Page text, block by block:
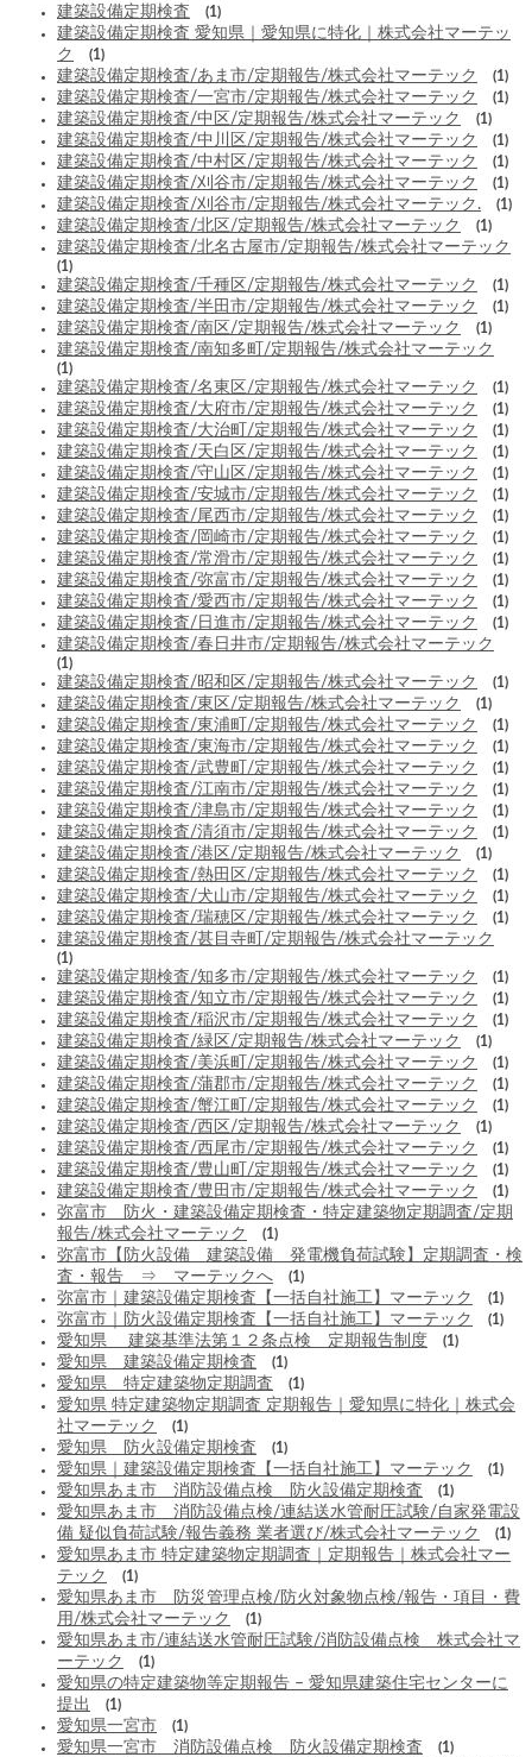
建築設備定期検査 (1)
建築設備定期検査 愛知県｜愛知県に特化｜株式会社マーテッ
ク
(1)
建築設備定期検査/あま市/定期報告/株式会社マーテック (1)
建築設備定期検査/一宮市/定期報告/株式会社マーテック (1)
建築設備定期検査/中区/定期報告/株式会社マーテック (1)
建築設備定期検査/中川区/定期報告/株式会社マーテック (1)
建築設備定期検査/中村区/定期報告/株式会社マーテック (1)
建築設備定期検査/刈谷市/定期報告/株式会社マーテック (1)
建築設備定期検査/刈谷市/定期報告/株式会社マーテック. (1)
建築設備定期検査/北区/定期報告/株式会社マーテック (1)
建築設備定期検査/北名古屋市/定期報告/株式会社マーテック
(1)
建築設備定期検査/千種区/定期報告/株式会社マーテック (1)
建築設備定期検査/半田市/定期報告/株式会社マーテック (1)
建築設備定期検査/南区/定期報告/株式会社マーテック (1)
建築設備定期検査/南知多町/定期報告/株式会社マーテック
(1)
建築設備定期検査/名東区/定期報告/株式会社マーテック (1)
建築設備定期検査/大府市/定期報告/株式会社マーテック (1)
建築設備定期検査/大治町/定期報告/株式会社マーテック (1)
建築設備定期検査/天白区/定期報告/株式会社マーテック (1)
建築設備定期検査/守山区/定期報告/株式会社マーテック (1)
建築設備定期検査/安城市/定期報告/株式会社マーテック (1)
建築設備定期検査/尾西市/定期報告/株式会社マーテック (1)
建築設備定期検査/岡崎市/定期報告/株式会社マーテック (1)
建築設備定期検査/常滑市/定期報告/株式会社マーテック (1)
建築設備定期検査/弥富市/定期報告/株式会社マーテック (1)
建築設備定期検査/愛西市/定期報告/株式会社マーテック (1)
建築設備定期検査/日進市/定期報告/株式会社マーテック (1)
建築設備定期検査/春日井市/定期報告/株式会社マーテック
(1)
建築設備定期検査/昭和区/定期報告/株式会社マーテック (1)
建築設備定期検査/東区/定期報告/株式会社マーテック (1)
建築設備定期検査/東浦町/定期報告/株式会社マーテック (1)
建築設備定期検査/東海市/定期報告/株式会社マーテック (1)
建築設備定期検査/武豊町/定期報告/株式会社マーテック (1)
建築設備定期検査/江南市/定期報告/株式会社マーテック (1)
建築設備定期検査/津島市/定期報告/株式会社マーテック (1)
建築設備定期検査/清須市/定期報告/株式会社マーテック (1)
建築設備定期検査/港区/定期報告/株式会社マーテック (1)
建築設備定期検査/熱田区/定期報告/株式会社マーテック (1)
建築設備定期検査/犬山市/定期報告/株式会社マーテック (1)
建築設備定期検査/瑞穂区/定期報告/株式会社マーテック (1)
建築設備定期検査/甚目寺町/定期報告/株式会社マーテック
(1)
建築設備定期検査/知多市/定期報告/株式会社マーテック (1)
建築設備定期検査/知立市/定期報告/株式会社マーテック (1)
建築設備定期検査/稲沢市/定期報告/株式会社マーテック (1)
建築設備定期検査/緑区/定期報告/株式会社マーテック (1)
建築設備定期検査/美浜町/定期報告/株式会社マーテック (1)
建築設備定期検査/蒲郡市/定期報告/株式会社マーテック (1)
建築設備定期検査/蟹江町/定期報告/株式会社マーテック (1)
建築設備定期検査/西区/定期報告/株式会社マーテック (1)
建築設備定期検査/西尾市/定期報告/株式会社マーテック (1)
建築設備定期検査/豊山町/定期報告/株式会社マーテック (1)
建築設備定期検査/豊田市/定期報告/株式会社マーテック (1)
弥富市 防火・建築設備定期検査・特定建築物定期調査/定期
報告/株式会社マーテック
(1)
弥富市【防火設備 建築設備 発電機負荷試験】定期調査・検
査・報告 ⇒ マーテックへ
(1)
弥富市｜建築設備定期検査【一括自社施工】マーテック (1)
弥富市｜防火設備定期検査【一括自社施工】マーテック (1)
愛知県 建築基準法第１２条点検 定期報告制度 (1)
愛知県 建築設備定期検査 (1)
愛知県 特定建築物定期調査 (1)
愛知県 特定建築物定期調査 定期報告｜愛知県に特化｜株式会
社マーテック
(1)
愛知県 防火設備定期検査 (1)
愛知県｜建築設備定期検査【一括自社施工】マーテック (1)
愛知県あま市 消防設備点検 防火設備定期検査 (1)
愛知県あま市 消防設備点検/連結送水管耐圧試験/自家発電設
備 疑似負荷試験/報告義務 業者選び/株式会社マーテック
(1)
愛知県あま市 特定建築物定期調査｜定期報告｜株式会社マー
テック
(1)
愛知県あま市 防災管理点検/防火対象物点検/報告・項目・費
用/株式会社マーテック
(1)
愛知県あま市/連結送水管耐圧試験/消防設備点検 株式会社マ
ーテック
(1)
愛知県の特定建築物等定期報告 – 愛知県建築住宅センターに
提出
(1)
愛知県一宮市 (1)
愛知県一宮市 消防設備点検 防火設備定期検査 (1)